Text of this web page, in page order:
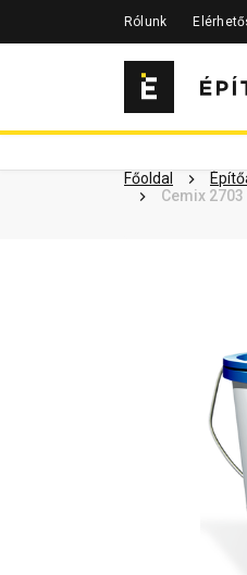
Rólunk
Főoldal
Cemix